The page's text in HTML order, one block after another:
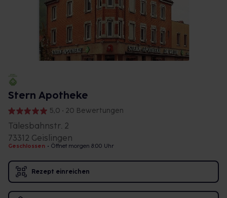
Stern Apotheke
5,0 • 20 Bewertungen
Tälesbahnstr. 2
73312 Geislingen
Geschlossen • Öffnet morgen 8:00 Uhr
Rezept einreichen